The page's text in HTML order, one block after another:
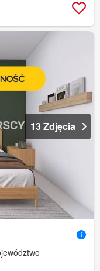
13 Zdjęcia